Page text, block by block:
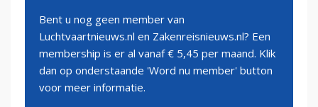
Bent u nog geen member van
Luchtvaartnieuws.nl en Zakenreisnieuws.nl? Een
membership is er al vanaf € 5,45 per maand. Klik
dan op onderstaande 'Word nu member' button
voor meer informatie.